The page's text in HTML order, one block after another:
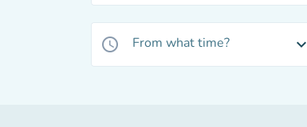
access_time From what time? expand_more